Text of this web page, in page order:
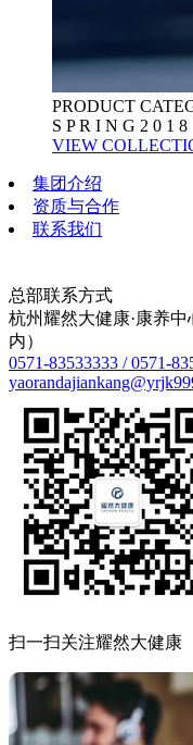
PRODUCT
S P R I N G 2 0 1 8
VIEW
集团介绍
资质与合作
联系我们
总部联系方式
杭州耀然大健康·康养
内）
0571-83533333 / 0571-
扫一扫关注耀然大健康